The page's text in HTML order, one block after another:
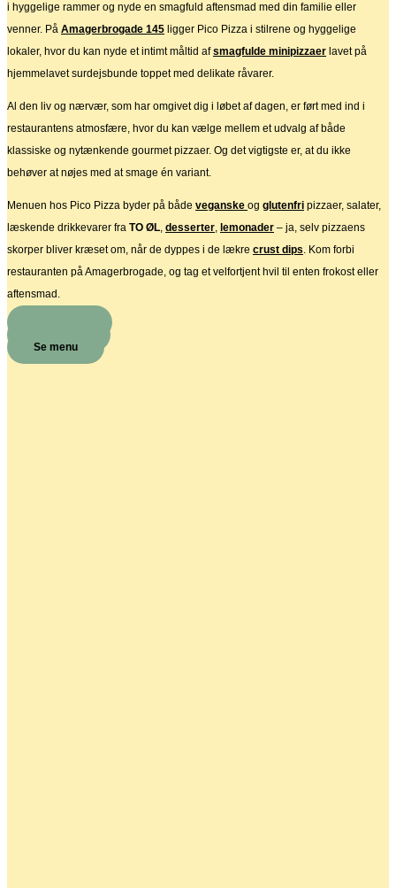
i hyggelige rammer og nyde en smagfuld aftensmad med din familie eller
venner. På Amagerbrogade 145 ligger Pico Pizza i stilrene og hyggelige
lokaler, hvor du kan nyde et intimt måltid afsmagfulde minipizzaer lavet på
hjemmelavet surdejsbunde toppet med delikate råvarer.
Al den liv og nærvær, som har omgivet dig i løbet af dagen, er ført med ind i
restaurantens atmosfære, hvor du kan vælge mellem et udvalg af både
klassiske og nytænkende gourmet pizzaer. Og det vigtigste er, at du ikke
behøver at nøjes med at smage én variant.
Menuen hos Pico Pizza byder på både veganske og glutenfri pizzaer, salater,
læskende drikkevarer fra TO ØL, desserter, lemonader – ja, selv pizzaens
skorper bliver kræset om, når de dyppes i de lækre crust dips. Kom forbi
restauranten på Amagerbrogade, og tag et velfortjent hvil til enten frokost eller
aftensmad.
Se menu